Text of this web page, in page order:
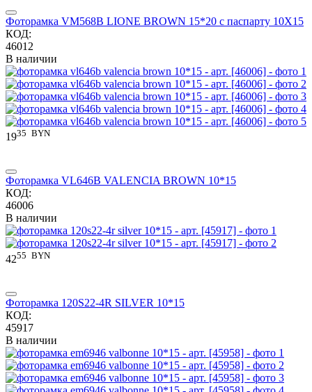
Фоторамка VM568B LIONE BROWN 15*20 с паспарту 10X15
КОД:
46012
В наличии
1935 BYN
Фоторамка VL646B VALENCIA BROWN 10*15
КОД:
46006
В наличии
4255 BYN
Фоторамка 120S22-4R SILVER 10*15
КОД:
45917
В наличии